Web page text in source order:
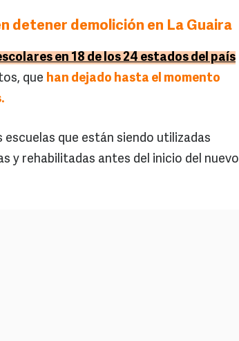
detener demolición en La Guaira
en 18 de los 24 estados del país
que han dejado hasta el momento
que están siendo utilizadas
y rehabilitadas antes del inicio del nuevo